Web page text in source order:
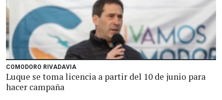
COMODORO RIVADAVIA
Luque se toma licencia a partir del 10 de junio para
hacer campaña